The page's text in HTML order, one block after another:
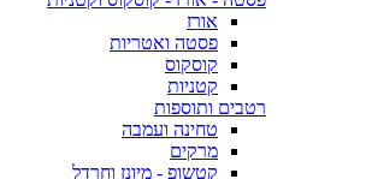
אורז
פסטה ואטריות
קוסקוס
קטניות
רטבים ותוספות
טחינה ועמבה
מרקים
קטשופ - מיונז וחרדל